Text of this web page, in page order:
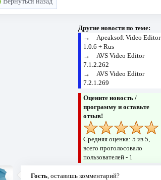
Другие новости по теме:
→ Apeaksoft Video Editor
1.0.6 + Rus
→ AVS Video Editor
7.1.2.262
→ AVS Video Editor
7.2.1.269
Оцените новость /
программу и оставьте
отзыв!
Средняя оценка: 5 из 5,
всего проголосовало
пользователей - 1
Гость, оставишь комментарий?